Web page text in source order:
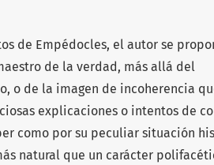
de Empédocles, el autor se
de la verdad, más allá del
o de la imagen de incoherencia
explicaciones o intentos de
como por su peculiar situación
natural que un carácter